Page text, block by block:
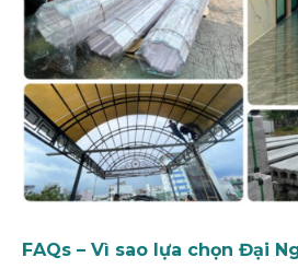
FAQs – Vì sao lựa chọn Đại